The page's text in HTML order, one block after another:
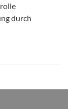
durch